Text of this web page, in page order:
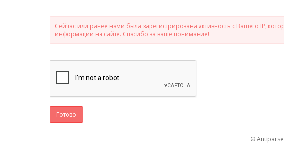
Сейчас или ранее нами была зарегистрирована активность с Вашего IP,
информации на сайте. Спасибо за ваше понимание!
Готово
©